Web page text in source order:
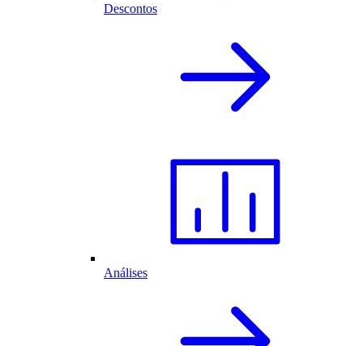
Descontos
Análises